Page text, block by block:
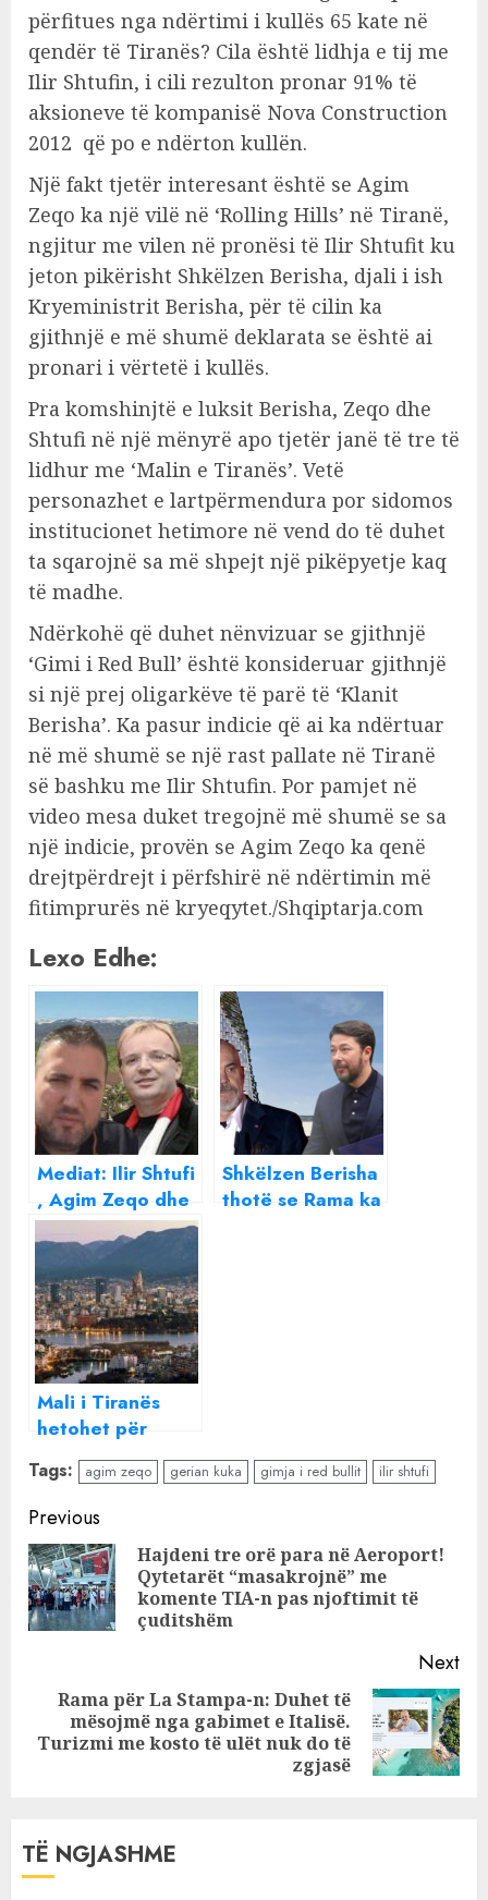
përfitues nga ndërtimi i kullës 65 kate në
qendër të Tiranës? Cila është lidhja e tij me
Ilir Shtufin, i cili rezulton pronar 91% të
aksioneve të kompanisë Nova Construction
2012 që po e ndërton kullën.
Një fakt tjetër interesant është se Agim
Zeqo ka një vilë në ‘Rolling Hills’ në Tiranë,
ngjitur me vilen në pronësi të Ilir Shtufit ku
jeton pikërisht Shkëlzen Berisha, djali i ish
Kryeministrit Berisha, për të cilin ka
gjithnjë e më shumë deklarata se është ai
pronari i vërtetë i kullës.
Pra komshinjtë e luksit Berisha, Zeqo dhe
Shtufi në një mënyrë apo tjetër janë të tre të
lidhur me ‘Malin e Tiranës’. Vetë
personazhet e lartpërmendura por sidomos
institucionet hetimore në vend do të duhet
ta sqarojnë sa më shpejt një pikëpyetje kaq
të madhe.
Ndërkohë që duhet nënvizuar se gjithnjë
‘Gimi i Red Bull’ është konsideruar gjithnjë
si një prej oligarkëve të parë të ‘Klanit
Berisha’. Ka pasur indicie që ai ka ndërtuar
në më shumë se një rast pallate në Tiranë
së bashku me Ilir Shtufin. Por pamjet në
video mesa duket tregojnë më shumë se sa
një indicie, provën se Agim Zeqo ka qenë
drejtpërdrejt i përfshirë në ndërtimin më
fitimprurës në kryeqytet./Shqiptarja.com
Lexo Edhe:
Mediat: Ilir Shtufi
, Agim Zeqo dhe
Gerian Kuka pas
kullës në Tiranë?
Skandali I
inceneratorëve
nxjerr kokën te
Mount of Tirana
?
Shkëlzen Berisha
thotë se Rama ka
Mali i Tiranës
hetohet për
pastrim parash,
pas fshihen Ilir
Shtufi , Gerian
Kuka dhe Agim
Zeqo
Tags: agim zeqo gerian kuka gimja i red bullit ilir shtufi
Continue
Reading
Previous
Hajdeni tre orë para në Aeroport!
Qytetarët “masakrojnë” me
komente TIA-n pas njoftimit të
çuditshëm
Next
Next
post:
Rama për La Stampa-n: Duhet të
mësojmë nga gabimet e Italisë.
Turizmi me kosto të ulët nuk do të
zgjasë
TË NGJASHME